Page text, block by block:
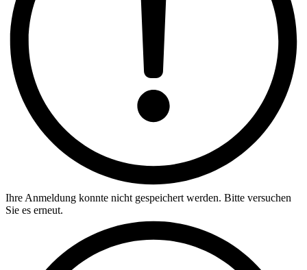
Ihre Anmeldung konnte nicht gespeichert werden. Bitte versuchen
Sie es erneut.